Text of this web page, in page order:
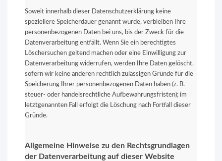
Soweit innerhalb dieser Datenschutzerklärung keine
speziellere Speicherdauer genannt wurde, verbleiben Ihre
personenbezogenen Daten bei uns, bis der Zweck für die
Datenverarbeitung entfällt. Wenn Sie ein berechtigtes
Löschersuchen geltend machen oder eine Einwilligung zur
Datenverarbeitung widerrufen, werden Ihre Daten gelöscht,
sofern wir keine anderen rechtlich zulässigen Gründe für die
Speicherung Ihrer personenbezogenen Daten haben (z. B.
steuer- oder handelsrechtliche Aufbewahrungsfristen); im
letztgenannten Fall erfolgt die Löschung nach Fortfall dieser
Gründe.
Allgemeine Hinweise zu den Rechtsgrundlagen
der Datenverarbeitung auf dieser Website